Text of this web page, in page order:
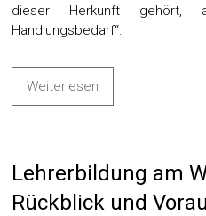
dieser Herkunft gehört,
Handlungsbedarf“.
Weiterlesen
Lehrerbildung am
Rückblick und